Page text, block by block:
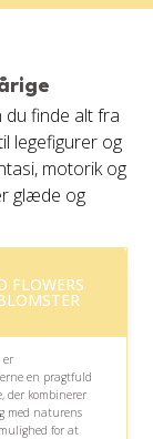
du finde alt fra
legefigurer og
motorik og
glæde og
FLOWERS
er
en pragtfuld
der kombinerer
med naturens
for at